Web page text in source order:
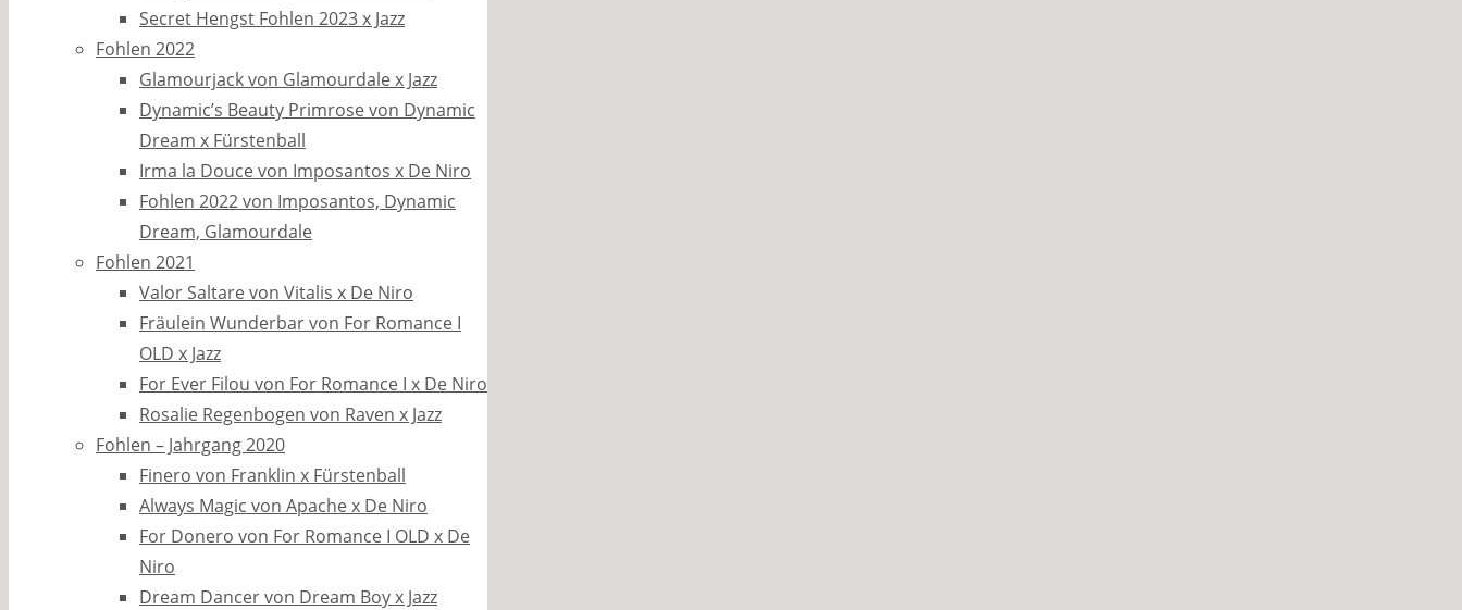
Secret Hengst Fohlen 2023 x Jazz
Fohlen 2022
Glamourjack von Glamourdale x Jazz
Dynamic’s Beauty Primrose von Dynamic
Dream x Fürstenball
Irma la Douce von Imposantos x De Niro
Fohlen 2022 von Imposantos, Dynamic
Dream, Glamourdale
Fohlen 2021
Valor Saltare von Vitalis x De Niro
Fräulein Wunderbar von For Romance I
OLD x Jazz
For Ever Filou von For Romance I x De Niro
Rosalie Regenbogen von Raven x Jazz
Fohlen – Jahrgang 2020
Finero von Franklin x Fürstenball
Always Magic von Apache x De Niro
For Donero von For Romance I OLD x De
Niro
Dream Dancer von Dream Boy x Jazz